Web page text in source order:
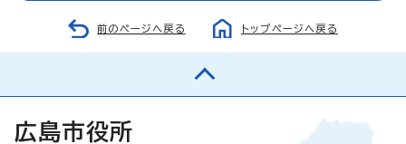
前のページへ戻る トップページへ戻る
広島市役所